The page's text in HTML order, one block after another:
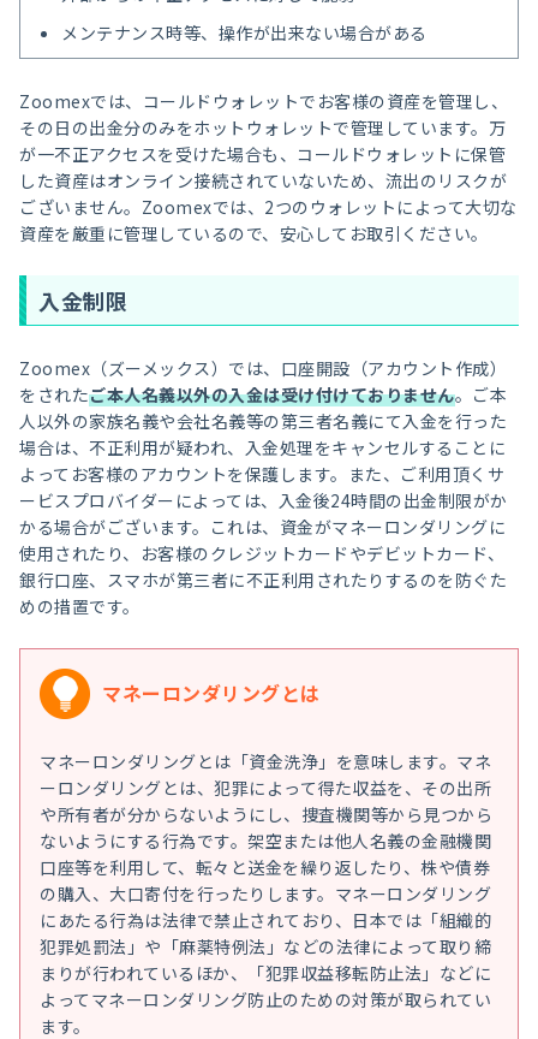
メンテナンス時等、操作が出来ない場合がある
Zoomexでは、コールドウォレットでお客様の資産を管理し、
その日の出金分のみをホットウォレットで管理しています。万
が一不正アクセスを受けた場合も、コールドウォレットに保管
した資産はオンライン接続されていないため、流出のリスクが
ございません。Zoomexでは、2つのウォレットによって大切な
資産を厳重に管理しているので、安心してお取引ください。
入金制限
Zoomex（ズーメックス）では、口座開設（アカウント作成）
をされたご本人名義以外の入金は受け付けておりません。ご本
人以外の家族名義や会社名義等の第三者名義にて入金を行った
場合は、不正利用が疑われ、入金処理をキャンセルすることに
よってお客様のアカウントを保護します。また、ご利用頂くサ
ービスプロバイダーによっては、入金後24時間の出金制限がか
かる場合がございます。これは、資金がマネーロンダリングに
使用されたり、お客様のクレジットカードやデビットカード、
銀行口座、スマホが第三者に不正利用されたりするのを防ぐた
めの措置です。
マネーロンダリングとは
マネーロンダリングとは「資金洗浄」を意味します。マネ
ーロンダリングとは、犯罪によって得た収益を、その出所
や所有者が分からないようにし、捜査機関等から見つから
ないようにする行為です。架空または他人名義の金融機関
口座等を利用して、転々と送金を繰り返したり、株や債券
の購入、大口寄付を行ったりします。マネーロンダリング
にあたる行為は法律で禁止されており、日本では「組織的
犯罪処罰法」や「麻薬特例法」などの法律によって取り締
まりが行われているほか、「犯罪収益移転防止法」などに
よってマネーロンダリング防止のための対策が取られてい
ます。